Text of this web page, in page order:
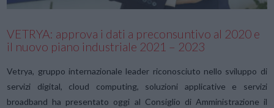
VETRYA: approva i dati a preconsuntivo al 2020 e
il nuovo piano industriale 2021 – 2023
Vetrya, gruppo internazionale leader riconosciuto nello sviluppo di
servizi digital, cloud computing, soluzioni applicative e servizi
broadband ha presentato oggi al Consiglio di Amministrazione il